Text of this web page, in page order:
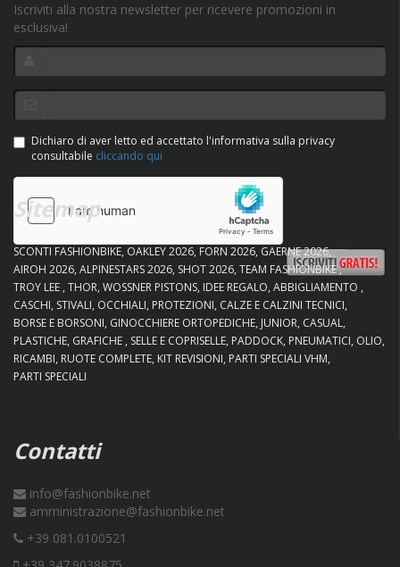
Iscriviti alla nostra newsletter per ricevere promozioni in
esclusiva!
Dichiaro di aver letto ed accettato l'informativa sulla privacy
consultabile cliccando qui
Sitemap
SCONTI FASHIONBIKE OAKLEY 2026 FORN 2026 GAERNE 2026
AIROH 2026 ALPINESTARS 2026 SHOT 2026 TEAM FASHIONBIKE
TROY LEE THOR WOSSNER PISTONS IDEE REGALO ABBIGLIAMENTO
CASCHI STIVALI OCCHIALI PROTEZIONI CALZE E CALZINI TECNICI
BORSE E BORSONI GINOCCHIERE ORTOPEDICHE JUNIOR CASUAL
PLASTICHE GRAFICHE SELLE E COPRISELLE PADDOCK PNEUMATICI OLIO
RICAMBI RUOTE COMPLETE KIT REVISIONI PARTI SPECIALI VHM
PARTI SPECIALI
Contatti
info@fashionbike.net
amministrazione@fashionbike.net
+39 081.0100521